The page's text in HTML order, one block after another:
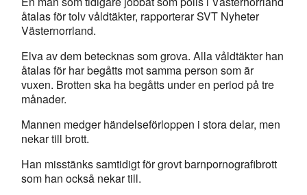
åtalas för tolv våldtäkter, rapporterar SVT Nyheter
Västernorrland.
Elva av dem betecknas som grova. Alla våldtäkter han
åtalas för har begåtts mot samma person som är
vuxen. Brotten ska ha begåtts under en period på tre
månader.
Mannen medger händelseförloppen i stora delar, men
nekar till brott.
Han misstänks samtidigt för grovt barnpornografibrott
som han också nekar till.